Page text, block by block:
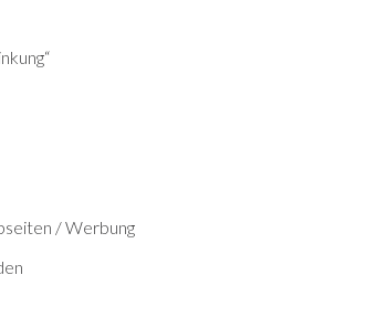
/ Werbung